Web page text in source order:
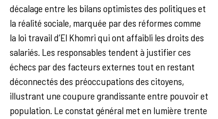
décalage entre les bilans optimistes des politiques et
la réalité sociale, marquée par des réformes comme
la loi travail d’El Khomri qui ont affaibli les droits des
salariés. Les responsables tendent à justifier ces
échecs par des facteurs externes tout en restant
déconnectés des préoccupations des citoyens,
illustrant une coupure grandissante entre pouvoir et
population. Le constat général met en lumière trente